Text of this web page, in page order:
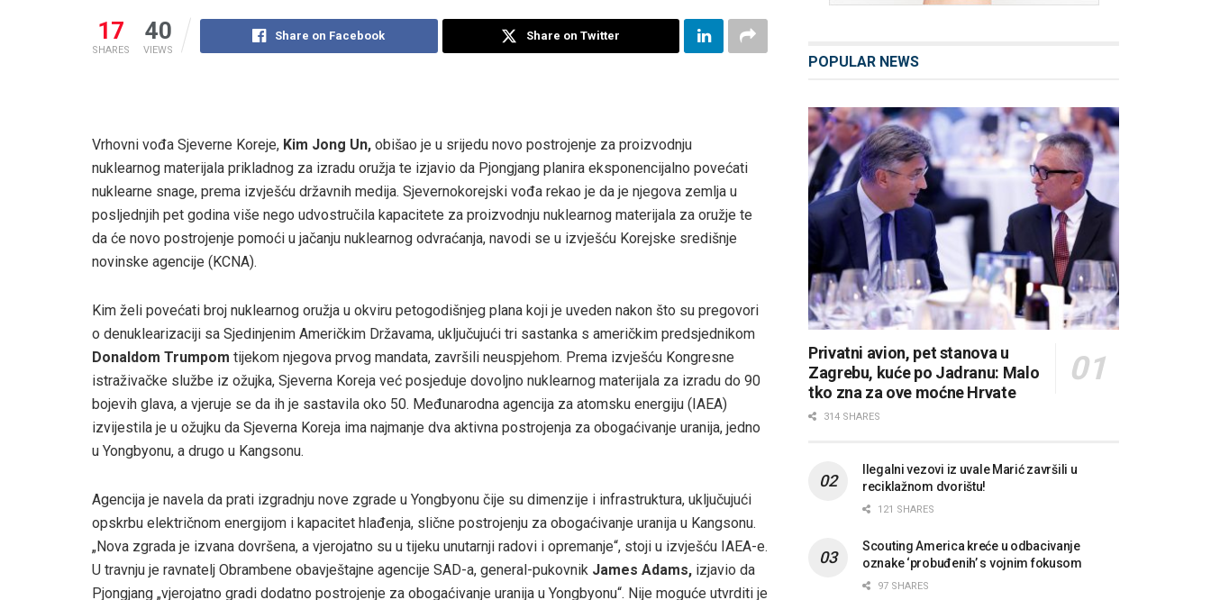
17
SHARES
40
VIEWS
Share on Facebook Share on Twitter
Vrhovni vođa Sjeverne Koreje, Kim Jong Un, obišao je u srijedu novo postrojenje za proizvodnju
nuklearnog materijala prikladnog za izradu oružja te izjavio da Pjongjang planira eksponencijalno povećati
nuklearne snage, prema izvješću državnih medija. Sjevernokorejski vođa rekao je da je njegova zemlja u
posljednjih pet godina više nego udvostručila kapacitete za proizvodnju nuklearnog materijala za oružje te
da će novo postrojenje pomoći u jačanju nuklearnog odvraćanja, navodi se u izvješću Korejske središnje
novinske agencije (KCNA).
Kim želi povećati broj nuklearnog oružja u okviru petogodišnjeg plana koji je uveden nakon što su pregovori
o denuklearizaciji sa Sjedinjenim Američkim Državama, uključujući tri sastanka s američkim predsjednikom
Donaldom Trumpom tijekom njegova prvog mandata, završili neuspjehom. Prema izvješću Kongresne
istraživačke službe iz ožujka, Sjeverna Koreja već posjeduje dovoljno nuklearnog materijala za izradu do 90
bojevih glava, a vjeruje se da ih je sastavila oko 50. Međunarodna agencija za atomsku energiju (IAEA)
izvijestila je u ožujku da Sjeverna Koreja ima najmanje dva aktivna postrojenja za obogaćivanje uranija, jedno
u Yongbyonu, a drugo u Kangsonu.
Agencija je navela da prati izgradnju nove zgrade u Yongbyonu čije su dimenzije i infrastruktura, uključujući
opskrbu električnom energijom i kapacitet hlađenja, slične postrojenju za obogaćivanje uranija u Kangsonu.
„Nova zgrada je izvana dovršena, a vjerojatno su u tijeku unutarnji radovi i opremanje“, stoji u izvješću IAEA-e.
U travnju je ravnatelj Obrambene obavještajne agencije SAD-a, general-pukovnik James Adams, izjavio da
Pjongjang „vjerojatno gradi dodatno postrojenje za obogaćivanje uranija u Yongbyonu“. Nije moguće utvrditi je
POPULAR NEWS
Privatni avion, pet stanova u
Zagrebu, kuće po Jadranu: Malo
tko zna za ove moćne Hrvate
314 SHARES
Ilegalni vezovi iz uvale Marić završili u
reciklažnom dvorištu!
121 SHARES
Scouting America kreće u odbacivanje
oznake ‘probuđenih’ s vojnim fokusom
97 SHARES